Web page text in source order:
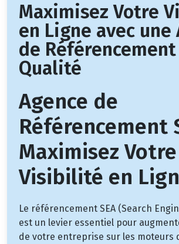
Maximisez Votre
en Ligne avec une
de Référencement
Qualité
Agence de
Référencement
Maximisez Votre
Visibilité en
Le référencement SEA (Search
est un levier essentiel pour
de votre entreprise sur les moteurs